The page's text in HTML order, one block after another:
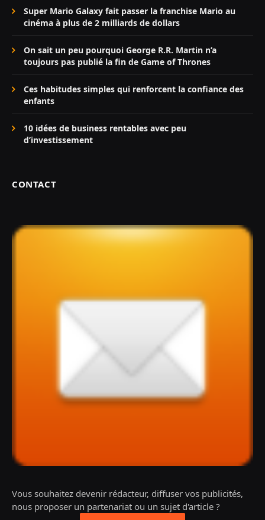
Super Mario Galaxy fait passer la franchise Mario au
cinéma à plus de 2 milliards de dollars
On sait un peu pourquoi George R.R. Martin n’a
toujours pas publié la fin de Game of Thrones
Ces habitudes simples qui renforcent la confiance des
enfants
10 idées de business rentables avec peu
d’investissement
CONTACT
Vous souhaitez devenir rédacteur, diffuser vos publicités,
nous proposer un partenariat ou un sujet d'article ?